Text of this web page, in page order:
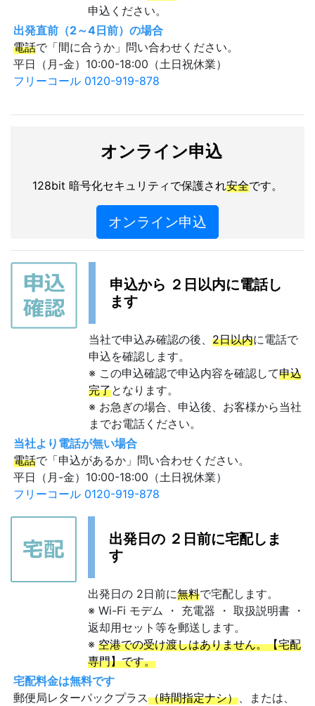
申込ください。
出発直前（2～4日前）の場合
電話で「間に合うか」問い合わせください。
平日（月-金）10:00-18:00（土日祝休業）
フリーコール 0120-919-878
オンライン申込
128bit 暗号化セキュリティで保護され安全です。
オンライン申込
申込から ２日以内に電話し
ます
当社で申込み確認の後、 2日以内に電話で
申込を確認します。
※ この申込確認で申込内容を確認して申込
完了となります。
※ お急ぎの場合、申込後、お客様から当社
までお電話ください。
当社より電話が無い場合
電話で「申込があるか」問い合わせください。
平日（月-金）10:00-18:00（土日祝休業）
フリーコール 0120-919-878
出発日の ２日前に宅配しま
す
出発日の 2日前に無料で宅配します。
※ Wi-Fi モデム ・ 充電器 ・ 取扱説明書 ・
返却用セット等を郵送します。
※ 空港での受け渡しはありません。【宅配
専門】です。
宅配料金は無料です
郵便局レターパックプラス（時間指定ナシ）、または、